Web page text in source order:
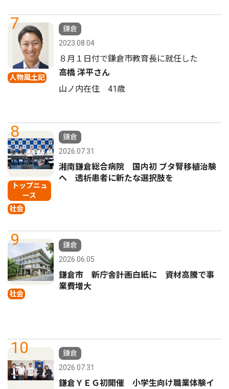
7
人物風土記
鎌倉
2023.08.04
８月１日付で鎌倉市教育長に就任した
高橋 洋平さん
山ノ内在住 41歳
8
トップニュ
ース
社会
鎌倉
2026.07.31
湘南鎌倉総合病院 国内初 ブタ腎移植治験
へ 透析患者に新たな選択肢を
9
社会
鎌倉
2026.06.05
鎌倉市 新庁舎計画白紙に 資材高騰で事
業費増大
10
鎌倉
2026.07.31
鎌倉ＹＥＧ初開催 小学生向け職業体験イ